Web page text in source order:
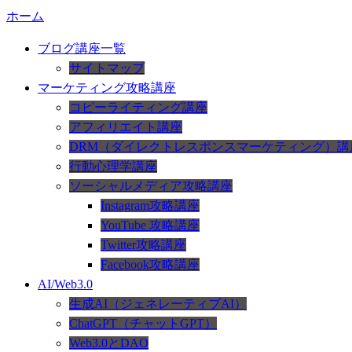
ホーム
ブログ講座一覧
サイトマップ
マーケティング攻略講座
コピーライティング講座
アフィリエイト講座
DRM（ダイレクトレスポンスマーケティング）講
行動心理学講座
ソーシャルメディア攻略講座
Instagram攻略講座
YouTube 攻略講座
Twitter攻略講座
Facebook攻略講座
AI/Web3.0
生成AI（ジェネレーティブAI）
ChatGPT（チャットGPT）
Web3.0とDAO